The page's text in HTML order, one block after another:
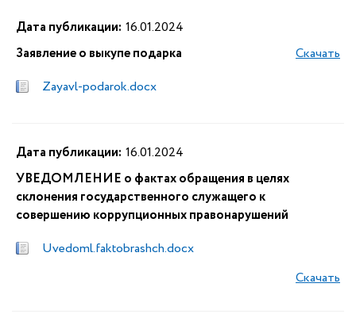
Дата публикации: 16.01.2024
Заявление о выкупе подарка
Zayavl-podarok.docx
Скачать
Дата публикации: 16.01.2024
УВЕДОМЛЕНИЕ о фактах обращения в целях
склонения государственного служащего к
совершению коррупционных правонарушений
Uvedoml.faktobrashch.docx
Скачать